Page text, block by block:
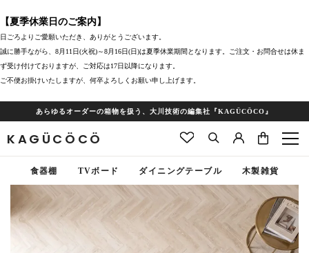
【夏季休業日のご案内】
日ごろよりご愛願いただき、ありがとうございます。
誠に勝手ながら、8月11日(火祝)～8月16日(日)は夏季休業期間となります。ご注文・お問合せは休ま
ず受け付けておりますが、ご対応は17日以降になります。
ご不便お掛けいたしますが、何卒よろしくお願い申し上げます。
あらゆるオーダーの箱物を扱う、大川技術の編集社『KAGÜCÖCO』
KAGÜCÖCÖ
食器棚 TVボード ダイニングテーブル 木製雑貨